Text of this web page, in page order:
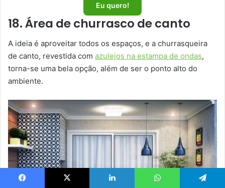
Eu quero!
18. Área de churrasco de canto
A ideia é aproveitar todos os espaços, e a churrasqueira
de canto, revestida com azulejos na estampa de ondas,
torna-se uma bela opção, além de ser o ponto alto do
ambiente.